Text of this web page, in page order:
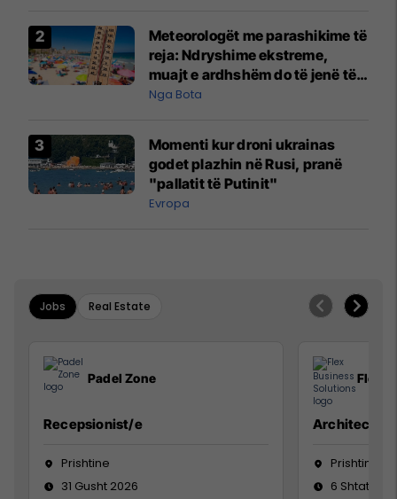
Meteorologët me parashikime të
reja: Ndryshime ekstreme,
muajt e ardhshëm do të jenë të
pazakontë
Nga Bota
Momenti kur droni ukrainas
godet plazhin në Rusi, pranë
"pallatit të Putinit"
Evropa
Jobs Real Estate
Padel Zone
Recepsionist/e
Prishtine
31 Gusht 2026
Flex
Architect
Prishtinë
6 Shtator